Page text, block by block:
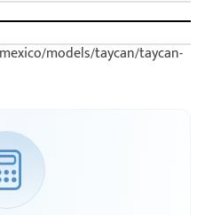
models/taycan/taycan-